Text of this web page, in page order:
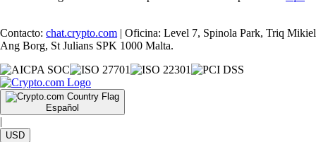
Contacto: chat.crypto.com | Oficina: Level 7, Spinola Park, Triq Mikiel
Ang Borg, St Julians SPK 1000 Malta.
Español
|
USD